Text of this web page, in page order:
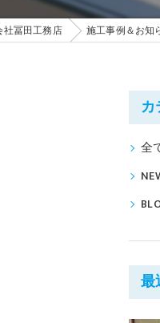
冨田工務店 施工事例＆お知
全
最